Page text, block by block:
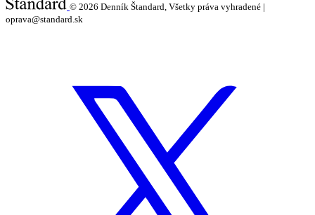
© 2026 Denník Štandard, Všetky práva vyhradené |
oprava@standard.sk